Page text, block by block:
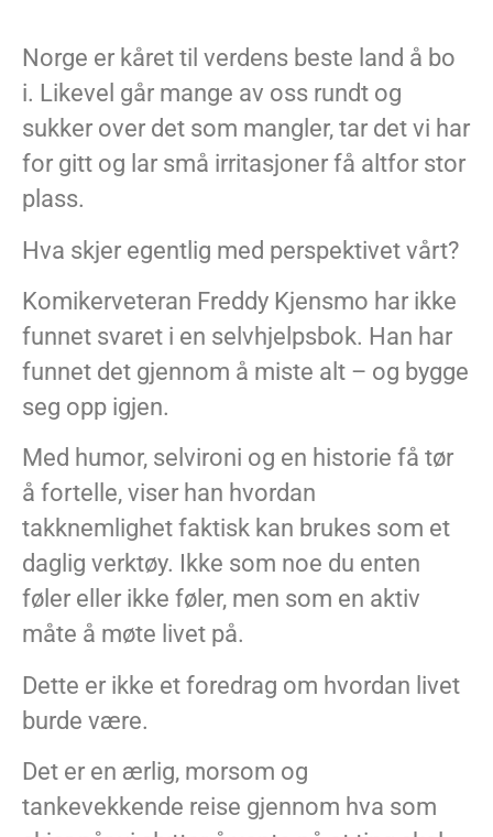
Norge er kåret til verdens beste land å bo
i. Likevel går mange av oss rundt og
sukker over det som mangler, tar det vi har
for gitt og lar små irritasjoner få altfor stor
plass.
Hva skjer egentlig med perspektivet vårt?
Komikerveteran Freddy Kjensmo har ikke
funnet svaret i en selvhjelpsbok. Han har
funnet det gjennom å miste alt – og bygge
seg opp igjen.
Med humor, selvironi og en historie få tør
å fortelle, viser han hvordan
takknemlighet faktisk kan brukes som et
daglig verktøy. Ikke som noe du enten
føler eller ikke føler, men som en aktiv
måte å møte livet på.
Dette er ikke et foredrag om hvordan livet
burde være.
Det er en ærlig, morsom og
tankevekkende reise gjennom hva som